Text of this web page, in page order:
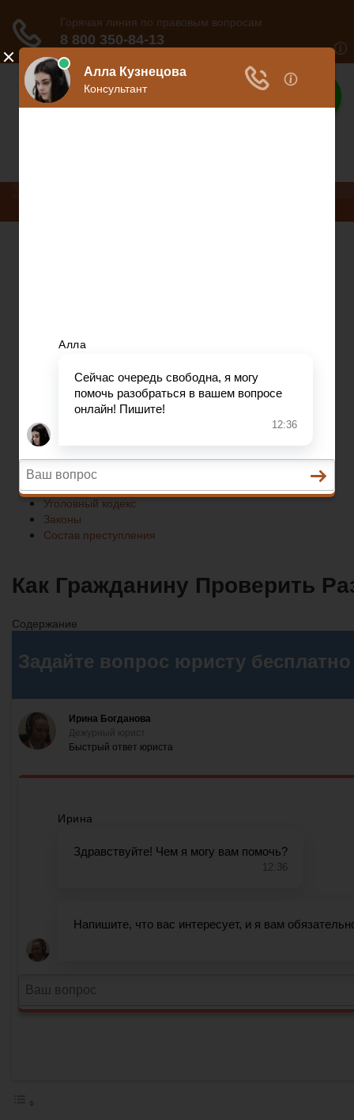
Ваше право
Уголовный кодекс
Законы
Состав преступления
Право на защиту
Гражданский кодекс
Освобождение
Уголовный кодекс
Законы
Состав преступления
Как Гражданину Проверить
Содержание